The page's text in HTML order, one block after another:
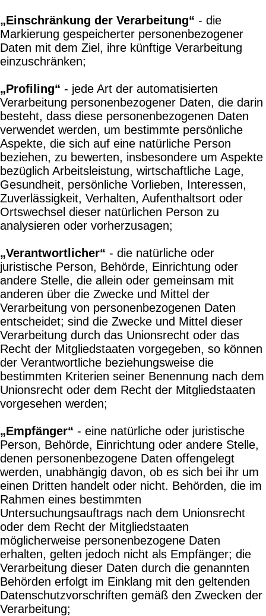
„Einschränkung der Verarbeitung“ - die
Markierung gespeicherter personenbezogener
Daten mit dem Ziel, ihre künftige Verarbeitung
einzuschränken;
„Profiling“ - jede Art der automatisierten
Verarbeitung personenbezogener Daten, die darin
besteht, dass diese personenbezogenen Daten
verwendet werden, um bestimmte persönliche
Aspekte, die sich auf eine natürliche Person
beziehen, zu bewerten, insbesondere um Aspekte
bezüglich Arbeitsleistung, wirtschaftliche Lage,
Gesundheit, persönliche Vorlieben, Interessen,
Zuverlässigkeit, Verhalten, Aufenthaltsort oder
Ortswechsel dieser natürlichen Person zu
analysieren oder vorherzusagen;
„Verantwortlicher“ - die natürliche oder
juristische Person, Behörde, Einrichtung oder
andere Stelle, die allein oder gemeinsam mit
anderen über die Zwecke und Mittel der
Verarbeitung von personenbezogenen Daten
entscheidet; sind die Zwecke und Mittel dieser
Verarbeitung durch das Unionsrecht oder das
Recht der Mitgliedstaaten vorgegeben, so können
der Verantwortliche beziehungsweise die
bestimmten Kriterien seiner Benennung nach dem
Unionsrecht oder dem Recht der Mitgliedstaaten
vorgesehen werden;
„Empfänger“ - eine natürliche oder juristische
Person, Behörde, Einrichtung oder andere Stelle,
denen personenbezogene Daten offengelegt
werden, unabhängig davon, ob es sich bei ihr um
einen Dritten handelt oder nicht. Behörden, die im
Rahmen eines bestimmten
Untersuchungsauftrags nach dem Unionsrecht
oder dem Recht der Mitgliedstaaten
möglicherweise personenbezogene Daten
erhalten, gelten jedoch nicht als Empfänger; die
Verarbeitung dieser Daten durch die genannten
Behörden erfolgt im Einklang mit den geltenden
Datenschutzvorschriften gemäß den Zwecken der
Verarbeitung;